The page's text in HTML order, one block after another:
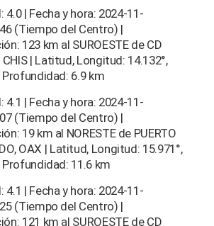
4.0 | Fecha y hora: 2024-11-
(Tiempo del Centro) |
123 km al SUROESTE de CD
CHIS | Latitud, Longitud: 14.132°,
Profundidad: 6.9 km
4.1 | Fecha y hora: 2024-11-
(Tiempo del Centro) |
19 km al NORESTE de PUERTO
OAX | Latitud, Longitud: 15.971°,
Profundidad: 11.6 km
4.1 | Fecha y hora: 2024-11-
(Tiempo del Centro) |
121 km al SUROESTE de CD